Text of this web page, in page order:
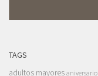
TAGS
adultos mayores aniversario